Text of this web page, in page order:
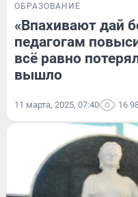
ОБРАЗОВАНИЕ
«Впахивают дай
педагогам
всё равно
вышло
11 марта, 2025, 07:40 16